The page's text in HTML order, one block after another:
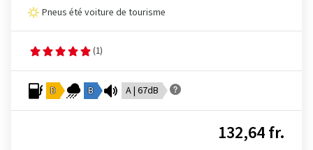
Pneus été voiture de tourisme
(1)
D B A | 67dB
132,64 fr.